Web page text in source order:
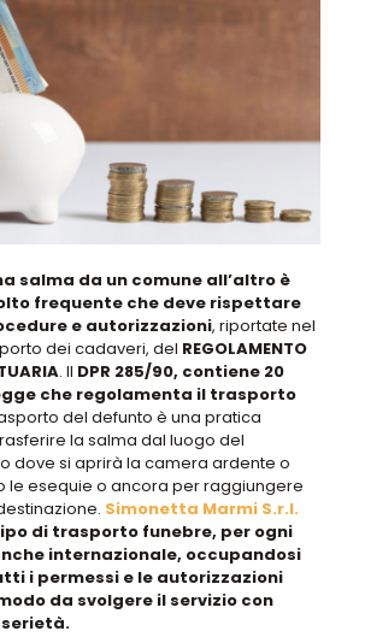
salma da un comune all’altro è
frequente che deve rispettare
e autorizzazioni, riportate nel
dei cadaveri, del REGOLAMENTO
. Il DPR 285/90, contiene 20
che regolamenta il trasporto
del defunto è una pratica
la salma dal luogo del
dove si aprirà la camera ardente o
le esequie o ancora per raggiungere
Simonetta Marmi S.r.l.
di trasporto funebre, per ogni
internazionale, occupandosi
i permessi e le autorizzazioni
da svolgere il servizio con